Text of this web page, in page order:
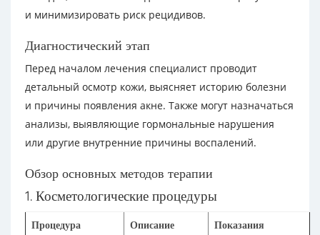
и минимизировать риск рецидивов.
Диагностический этап
Перед началом лечения специалист проводит
детальный осмотр кожи, выясняет историю болезни
и причины появления акне. Также могут назначаться
анализы, выявляющие гормональные нарушения
или другие внутренние причины воспалений.
Обзор основных методов терапии
1. Косметологические процедуры
Процедура Описание Показания